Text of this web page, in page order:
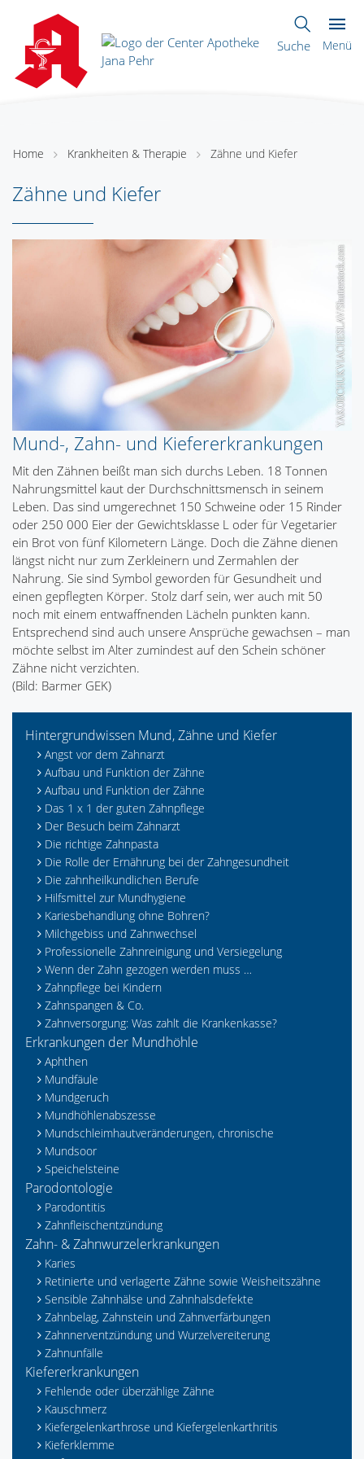
Suche Menü
Home Krankheiten & Therapie Zähne und Kiefer
Zähne und Kiefer
Mund-, Zahn- und Kiefererkrankungen
Mit den Zähnen beißt man sich durchs Leben. 18 Tonnen
Nahrungsmittel kaut der Durchschnittsmensch in seinem
Leben. Das sind umgerechnet 150 Schweine oder 15 Rinder
oder 250 000 Eier der Gewichtsklasse L oder für Vegetarier
ein Brot von fünf Kilometern Länge. Doch die Zähne dienen
längst nicht nur zum Zerkleinern und Zermahlen der
Nahrung. Sie sind Symbol geworden für Gesundheit und
einen gepflegten Körper. Stolz darf sein, wer auch mit 50
noch mit einem entwaffnenden Lächeln punkten kann.
Entsprechend sind auch unsere Ansprüche gewachsen – man
möchte selbst im Alter zumindest auf den Schein schöner
Zähne nicht verzichten.
(Bild: Barmer GEK)
Hintergrundwissen Mund, Zähne und Kiefer
Angst vor dem Zahnarzt
Aufbau und Funktion der Zähne
Aufbau und Funktion der Zähne
Das 1 x 1 der guten Zahnpflege
Der Besuch beim Zahnarzt
Die richtige Zahnpasta
Die Rolle der Ernährung bei der Zahngesundheit
Die zahnheilkundlichen Berufe
Hilfsmittel zur Mundhygiene
Kariesbehandlung ohne Bohren?
Milchgebiss und Zahnwechsel
Professionelle Zahnreinigung und Versiegelung
Wenn der Zahn gezogen werden muss …
Zahnpflege bei Kindern
Zahnspangen & Co.
Zahnversorgung: Was zahlt die Krankenkasse?
Erkrankungen der Mundhöhle
Aphthen
Mundfäule
Mundgeruch
Mundhöhlenabszesse
Mundschleimhautveränderungen, chronische
Mundsoor
Speichelsteine
Parodontologie
Parodontitis
Zahnfleischentzündung
Zahn- & Zahnwurzelerkrankungen
Karies
Retinierte und verlagerte Zähne sowie Weisheitszähne
Sensible Zahnhälse und Zahnhalsdefekte
Zahnbelag, Zahnstein und Zahnverfärbungen
Zahnnerventzündung und Wurzelvereiterung
Zahnunfälle
Kiefererkrankungen
Fehlende oder überzählige Zähne
Kauschmerz
Kiefergelenkarthrose und Kiefergelenkarthritis
Kieferklemme